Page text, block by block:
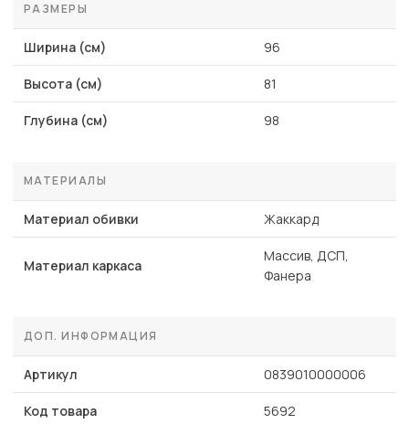
РАЗМЕРЫ
Ширина (см) 96
Высота (см) 81
Глубина (см) 98
МАТЕРИАЛЫ
Материал обивки Жаккард
Материал каркаса
Массив, ДСП,
Фанера
ДОП. ИНФОРМАЦИЯ
Артикул 0839010000006
Код товара 5692